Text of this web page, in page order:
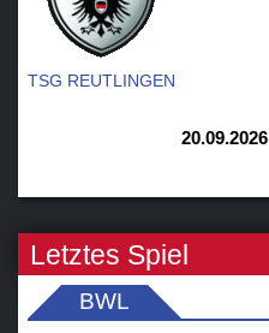
TSG REUTLINGEN
Letztes Spiel
BWL